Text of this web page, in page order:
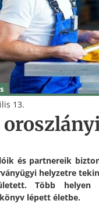
13.
és partnereik
helyzetre
Több helyen
lépett életbe.